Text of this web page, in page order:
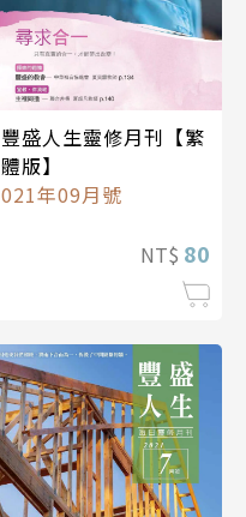
豐盛人生靈修月刊【繁
體版】
021年09月號
NT$ 80